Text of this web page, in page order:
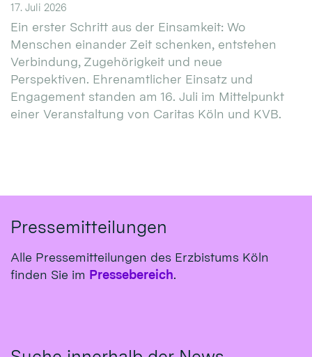
17. Juli 2026
Ein erster Schritt aus der Einsamkeit: Wo
Menschen einander Zeit schenken, entstehen
Verbindung, Zugehörigkeit und neue
Perspektiven. Ehrenamtlicher Einsatz und
Engagement standen am 16. Juli im Mittelpunkt
einer Veranstaltung von Caritas Köln und KVB.
Pressemitteilungen
Alle Pressemitteilungen des Erzbistums Köln
finden Sie im Pressebereich.